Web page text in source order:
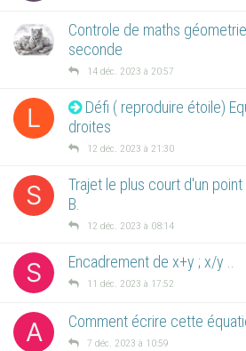
Controle de maths
seconde
14 déc. 2023 à 20:57
L
Défi ( reproduire étoile)
droites
12 déc. 2023 à 21:30
S
Trajet le plus court d'un
B.
12 déc. 2023 à 08:14
S Encadrement de x+y ; x/y ..
11 déc. 2023 à 17:52
A Comment écrire cette
7 déc. 2023 à 10:59